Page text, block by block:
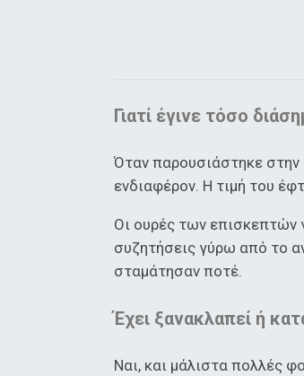
Γιατί έγινε τόσο
Όταν παρουσιάστηκε
ενδιαφέρον. Η τιμή του
Οι ουρές των επισκεπτών
συζητήσεις γύρω από το
σταμάτησαν ποτέ.
Έχει ξανακλαπεί ή
Ναι, και μάλιστα πολλές